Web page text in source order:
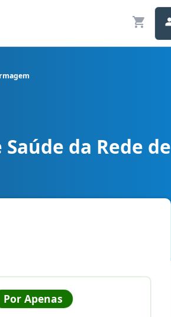
Minas cargo Técnico: Enfermagem
da Rede de
Por Apenas